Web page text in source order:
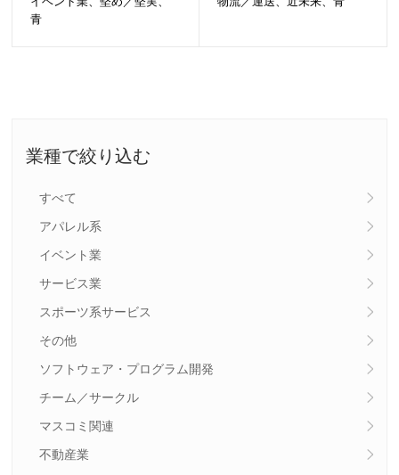
業種で絞り込む
すべて
アパレル系
イベント業
サービス業
スポーツ系サービス
その他
ソフトウェア・プログラム開発
チーム／サークル
マスコミ関連
不動産業
青